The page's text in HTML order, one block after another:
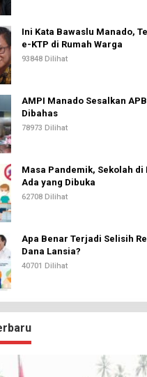
Ini Kata Bawaslu Manado,
e-KTP di Rumah Warga
93848 Dilihat
AMPI Manado Sesalkan
Dibahas
78973 Dilihat
Masa Pandemik, Sekolah di
Ada yang Dibuka
62708 Dilihat
Apa Benar Terjadi Selisih
Dana Lansia?
40701 Dilihat